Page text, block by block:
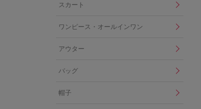
スカート
ワンピース・オールインワン
アウター
バッグ
帽子